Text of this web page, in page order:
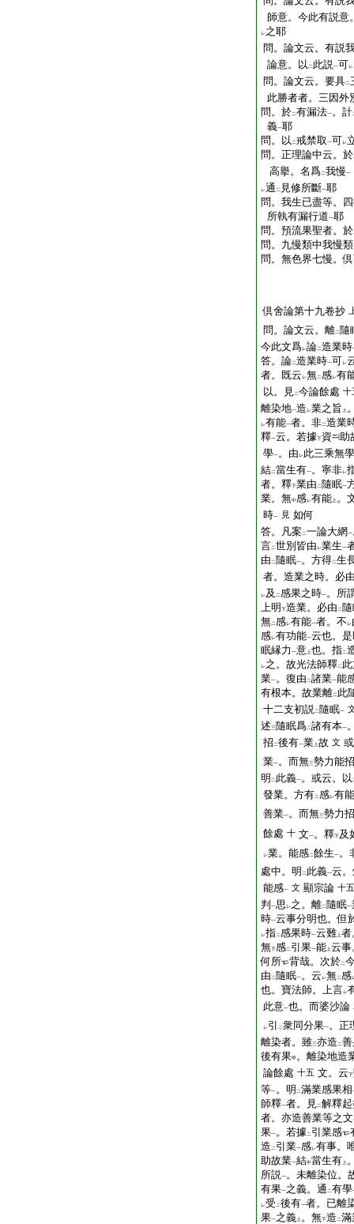
師意。今此有説意
レ之耶
問。論文云。有説
論意。以 二 此説一可レ
問。論文云。要具二
此勝者者。三因外
問。於二有漏法一。計
義一耶
問。以 二戒禁取一可レ
問。正理論中云。於
高擧。名爲二我慢一
レ通 二 見修所斷一耶
問。我生已盡等。
所執有漏行道一耶
問。預流果聖者。於
問。九慢類中我慢
問。無色界七慢。
倶舍論第十九卷抄
問。論文云。離二 隨
今此文爲レ論二造業時
答。論二造業時一可レ
者。既云 レ無二感レ有
以。見二今論餘處 十
離染地一造 レ業之旨 上
レ有能一者。非二造業
釋一云。若據下資
助
學一。由 レ此三乘無
結二當生有一。寧非レ
者。釋下業由 二 隨眠一
業。無中感レ有能 上 。
時一 見 如何
答。凡案二一論大網一
言二世別皆由 レ業生一
由 二 隨眠一。方得二生
者。造業之時。必
レ及 二感果之時一。所
上明 下造業。必由 二
無二感レ有能一者。不 レ
感レ有功能一云也。
眠縁力 一意 上也。指二
レ之。故光法師釋二
業一。復由 二諸業一能
有根本。故業離二 此
十二支初説二 隨眠一
述三隨眠爲二諸有本一
招 二後有一業 上故 文
業一。而無三勢力能招
明 二 此義一。或云。以
發業。方有二感レ有能
善業一。而無三勢力招
餘處 十 文一。釋下及
レ業。能感二餘生一。
處中。明 二 此義一云
能感一 文 顯宗論 十五
判 一思 レ之。離二 隨眠一
時一云事分明也。但
レ指二感果時一云難 上者
無下感二 引果一能 上云事
何所
背哉。次於二
由 二 隨眠一。云 レ無二感
也。寶法師。上言レ
此意一也。而婆沙論
レ引 二衆同分果一。正
離染者。雖三亦造 二
後有果甲 。離染地造
論餘處 十五 文。云下
等一。明 二滿業感果相
師釋一者。見二解釋
者。亦造善業等之文
果一。若據二 引業感
造 二 引業一感レ有事。
助故業一結中當生有 上
所説一。未離染位。
有果一之義。通 二有學
レ受 二後有一者。已離
果一之義 上 。無下造 二滿